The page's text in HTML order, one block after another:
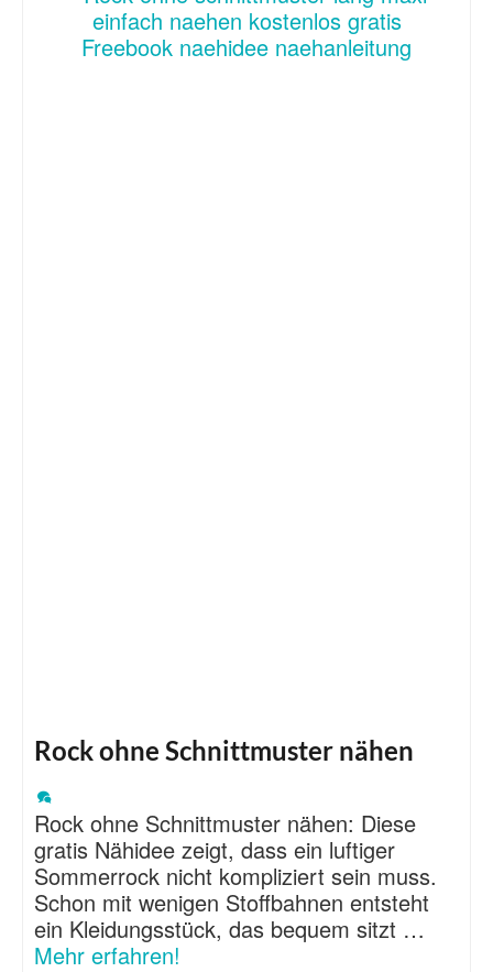
Rock ohne Schnittmuster nähen
Rock ohne Schnittmuster nähen: Diese
gratis Nähidee zeigt, dass ein luftiger
Sommerrock nicht kompliziert sein muss.
Schon mit wenigen Stoffbahnen entsteht
ein Kleidungsstück, das bequem sitzt …
Mehr erfahren!